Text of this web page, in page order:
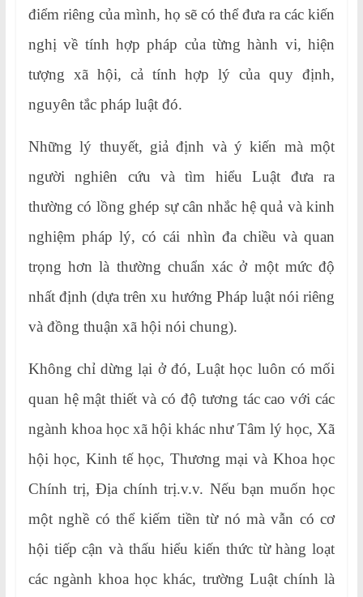
điểm riêng của mình, họ sẽ có thể đưa ra các kiến
nghị về tính hợp pháp của từng hành vi, hiện
tượng xã hội, cả tính hợp lý của quy định,
nguyên tắc pháp luật đó.
Những lý thuyết, giả định và ý kiến mà một
người nghiên cứu và tìm hiểu Luật đưa ra
thường có lồng ghép sự cân nhắc hệ quả và kinh
nghiệm pháp lý, có cái nhìn đa chiều và quan
trọng hơn là thường chuẩn xác ở một mức độ
nhất định (dựa trên xu hướng Pháp luật nói riêng
và đồng thuận xã hội nói chung).
Không chỉ dừng lại ở đó, Luật học luôn có mối
quan hệ mật thiết và có độ tương tác cao với các
ngành khoa học xã hội khác như Tâm lý học, Xã
hội học, Kinh tế học, Thương mại và Khoa học
Chính trị, Địa chính trị.v.v. Nếu bạn muốn học
một nghề có thể kiếm tiền từ nó mà vẫn có cơ
hội tiếp cận và thấu hiểu kiến thức từ hàng loạt
các ngành khoa học khác, trường Luật chính là